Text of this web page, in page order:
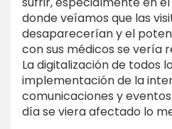
donde veíamos que las
desaparecerían y el
con sus médicos se vería
La digitalización de todos
implementación de la
comunicaciones y
día se viera afectado lo